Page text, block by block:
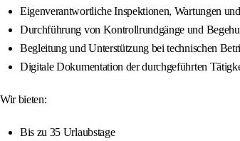
Eigenverantwortliche Inspektionen, Wartungen
Durchführung von Kontrollrundgänge und
Begleitung und Unterstützung bei technischen
Digitale Dokumentation der durchgeführten
Wir bieten:
Bis zu 35 Urlaubstage